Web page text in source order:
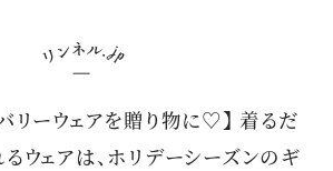
リーウェアを贈り物に♡】 着るだ
ウェアは、ホリデーシーズンのギ